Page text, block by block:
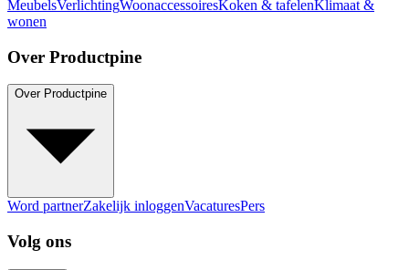
MeubelsVerlichtingWoonaccessoiresKoken & tafelenKlimaat &
wonen
Over Productpine
Over Productpine
Word partnerZakelijk inloggenVacaturesPers
Volg ons